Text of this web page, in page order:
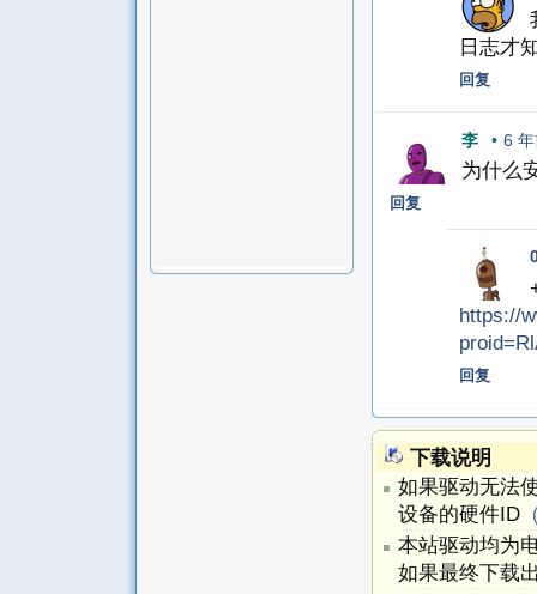
日志才
回复
李 • 6
为什么
回复
https://
回复
下载说明
如果驱动无法
设备的硬件ID
本站驱动均为
如果最终下载